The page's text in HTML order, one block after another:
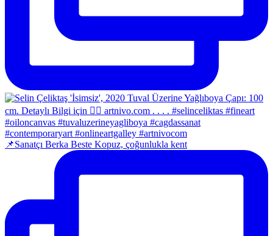
📌Sanatçı Berka Beste Kopuz, çoğunlukla kent